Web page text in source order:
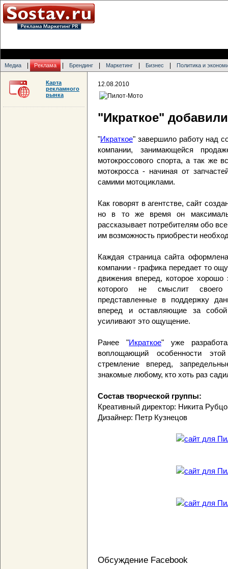
Медиа Реклама Брендинг Маркетинг Бизнес Политика и
12.08.2010
"Икраткое"
"Икраткое" завершило работу над
компании, занимающейся
мотокроссового спорта, а так же
мотокросса - начиная от
самими мотоциклами.
Как говорят в агентстве, сайт
но в то же время он
рассказывает потребителям обо
им возможность приобрести
Каждая страница сайта
компании - графика передает то
движения вперед, которое
которого не смыслит своего
представленные в поддержку
вперед и оставляющие за
усиливают это ощущение.
Ранее "Икраткое" уже
воплощающий особенности
стремление вперед,
знакомые любому, кто хоть раз
Состав творческой группы:
Креативный директор: Никита
Дизайнер: Петр Кузнецов
Обсуждение Facebook
Карта
рекламного
рынка